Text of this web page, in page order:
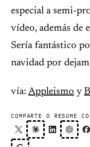
especial a semi-
vídeo, además de
Sería fantástico
navidad por
vía: Appleismo y
COMPARTE O RESUME